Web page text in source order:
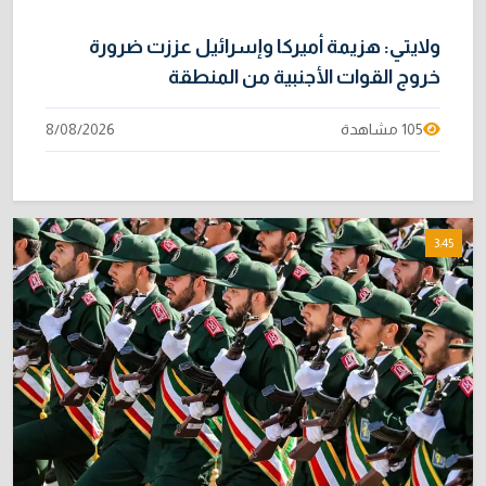
ولايتي: هزيمة أميركا وإسرائيل عززت ضرورة
خروج القوات الأجنبية من المنطقة
105 مشاهدة 8/08/2026
3:45